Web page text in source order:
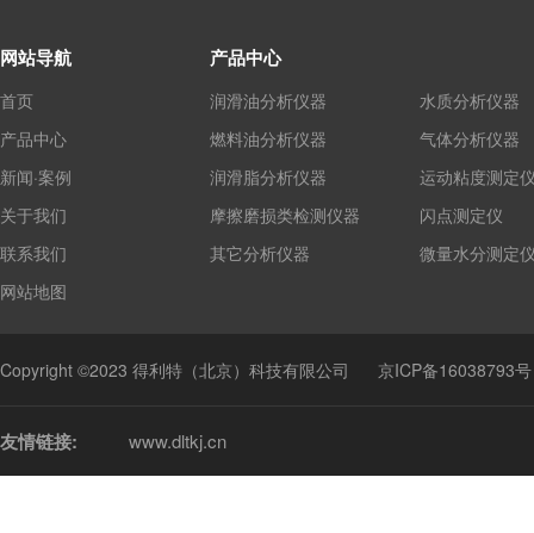
网站导航
首页
产品中心
新闻·案例
关于我们
联系我们
网站地图
产品中心
润滑油分析仪器
燃料油分析仪器
润滑脂分析仪器
摩擦磨损类检测仪器
其它分析仪器
水质分析仪器
气体分析仪器
运动粘度测定
闪点测定仪
微量水分测定
Copyright ©2023 得利特（北京）科技有限公司 京ICP备16038793号
友情链接: www.dltkj.cn